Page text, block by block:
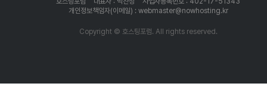
개인정보책임자(이메일) : webmaster@nowhosting.kr
Copyright © 호스팅포럼. All rights reserved.